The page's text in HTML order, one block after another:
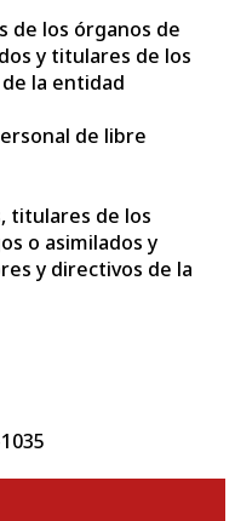
de los órganos de
y titulares de los
la entidad
de libre
titulares de los
o asimilados y
y directivos de la